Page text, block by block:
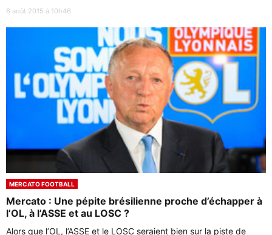
6 août 2015 à 10h46
MERCATO FOOTBALL
Mercato : Une pépite brésilienne proche d’échapper à
l’OL, à l’ASSE et au LOSC ?
Alors que l’OL, l’ASSE et le LOSC seraient bien sur la piste de